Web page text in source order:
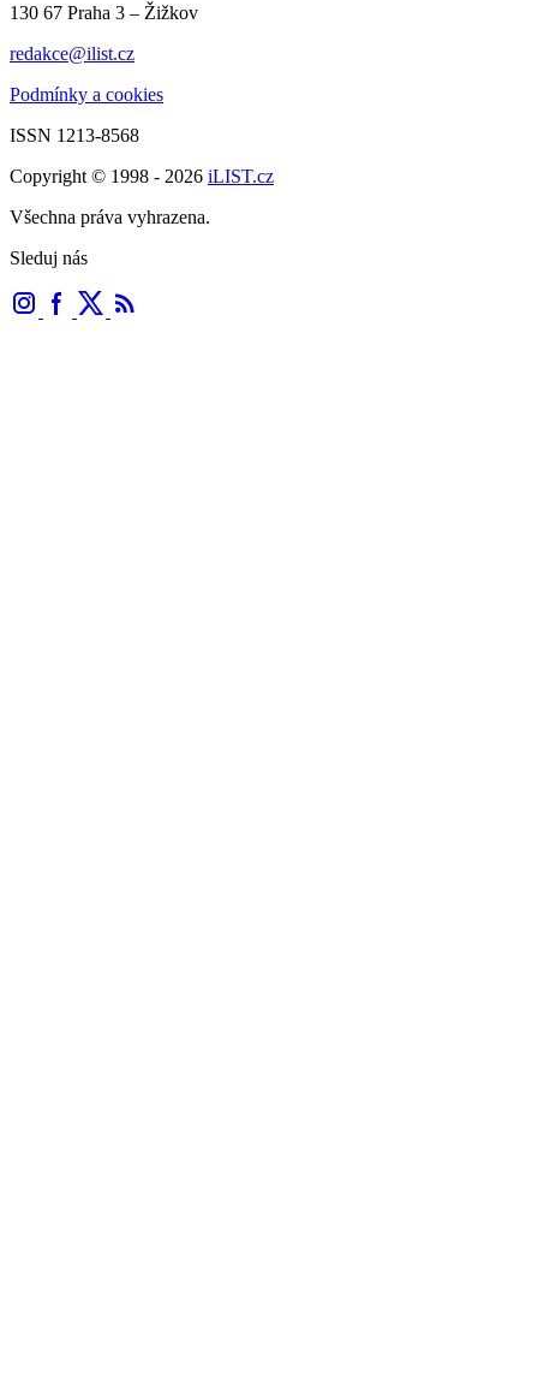
130 67 Praha 3 – Žižkov
redakce@ilist.cz
Podmínky a cookies
ISSN 1213-8568
Copyright © 1998 - 2026 iLIST.cz
Všechna práva vyhrazena.
Sleduj nás